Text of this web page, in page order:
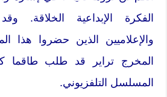
الفكرة الإبداعية الخلاقة.
والإعلاميين الذين حضروا هذا
المخرج تراير قد طلب طاقما
المسلسل التلفزيوني.